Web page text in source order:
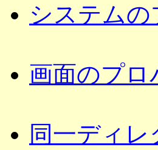
システムの
画面のプロ
同一ディ